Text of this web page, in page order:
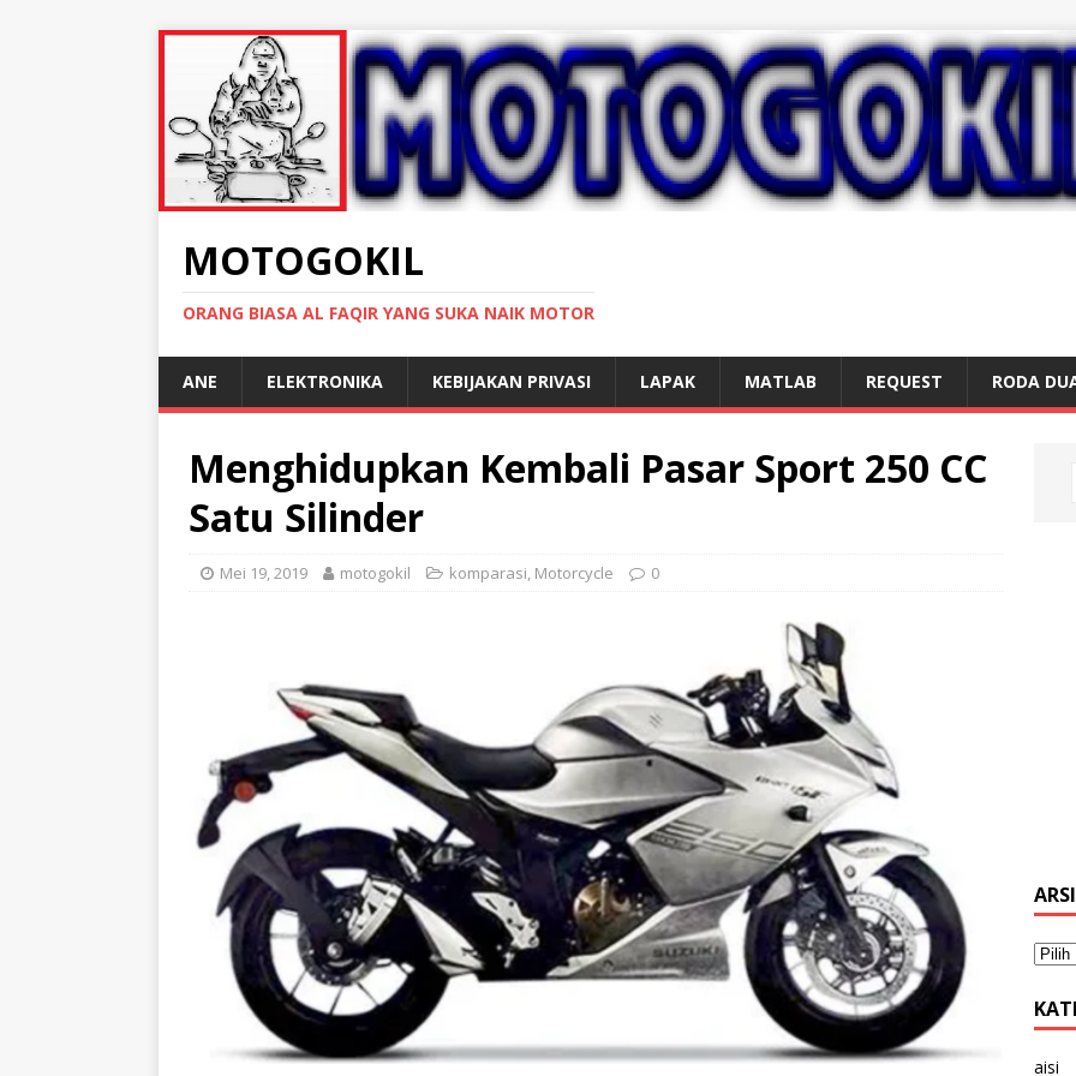
MOTOGOKIL
ORANG BIASA AL FAQIR YANG SUKA NAIK MOTOR
ANE ELEKTRONIKA KEBIJAKAN PRIVASI LAPAK MATLAB REQUEST RODA
Menghidupkan Kembali Pasar Sport 250 CC
Satu Silinder
Mei 19, 2019 motogokil komparasi, Motorcycle 0
aisi